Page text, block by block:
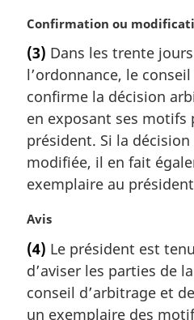
N
t
e
m
a
g
i
n
l
:
Confirmation ou
(3) Dans les trente
l’ordonnance, le
confirme la décision
en exposant ses motifs
président. Si la
modifiée, il en fait
exemplaire au
N
t
e
m
Avis
(4) Le président est
d’aviser les parties de
conseil d’arbitrage et
un exemplaire des